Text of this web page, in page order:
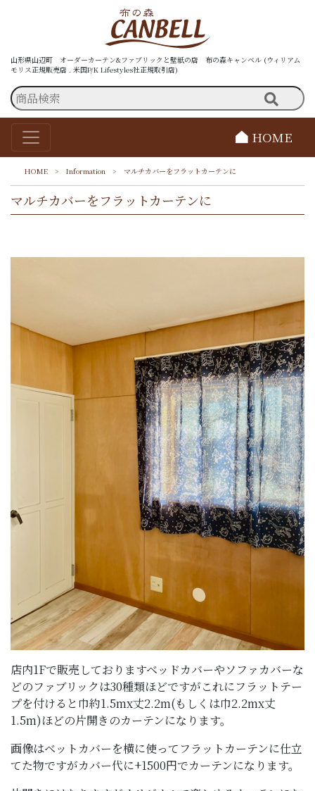
山形県山辺町 オーダーカーテン&ファブリックと壁紙の店 布の森キャンベル (ウィリアム
モリス正規販売店 . 米国P/K Lifestyles社正規取引店)
HOME
HOME > Information > マルチカバーをフラットカーテンに
マルチカバーをフラットカーテンに
店内1Fで販売しておりますベッドカバーやソファカバーな
どのファブリックは30種類ほどですがこれにフラットテー
プを付けると巾約1.5mx丈2.2m(もしくは巾2.2mx丈
1.5m)ほどの片開きのカーテンになります。
画像はベットカバーを横に使ってフラットカーテンに仕立
てた物ですがカバー代に+1500円でカーテンになります。